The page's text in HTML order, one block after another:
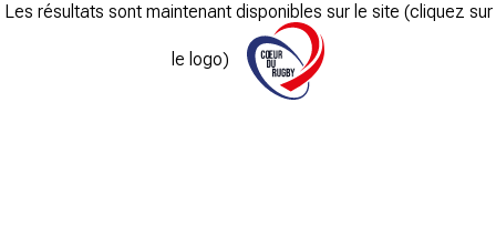
Les résultats sont maintenant disponibles sur le site (cliquez sur
le logo)